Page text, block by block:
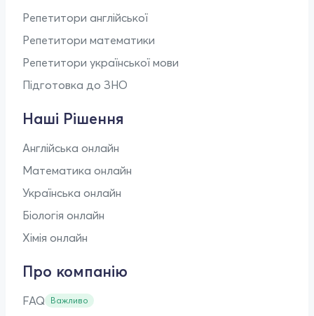
Репетитори англійської
Репетитори математики
Репетитори української мови
Підготовка до ЗНО
Наші Рішення
Англійська онлайн
Математика онлайн
Українська онлайн
Біологія онлайн
Хімія онлайн
Про компанію
FAQ Важливо